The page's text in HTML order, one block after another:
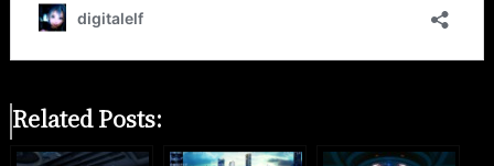
Related Posts: